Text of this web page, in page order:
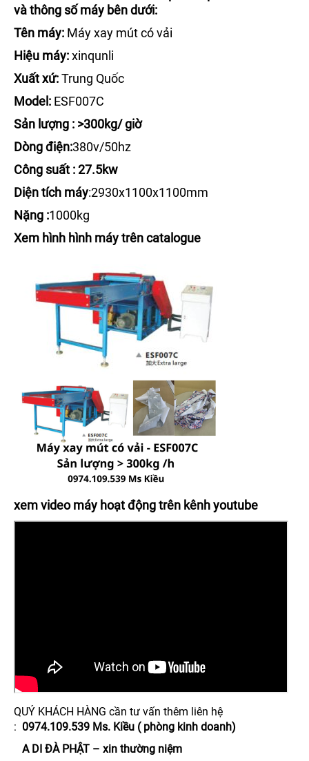
và thông số máy bên dưới:
Tên máy: Máy xay mút có vải
Hiệu máy:xinqunli
Xuất xứ:Trung Quốc
Model: ESF007C
Sản lượng : >300kg/ giờ
Dòng điện:380v/50hz
Công suất :27.5kw
Diện tích máy:2930x1100x1100mm
Nặng :1000kg
Xem hình hình máy trên catalogue
xem video máy hoạt động trên kênh youtube
QUÝ KHÁCH HÀNG cần tư vấn thêm liên hệ
: 0974.109.539 Ms. Kiều ( phòng kinh doanh)
A DI ĐÀ PHẬT – xin thường niệm